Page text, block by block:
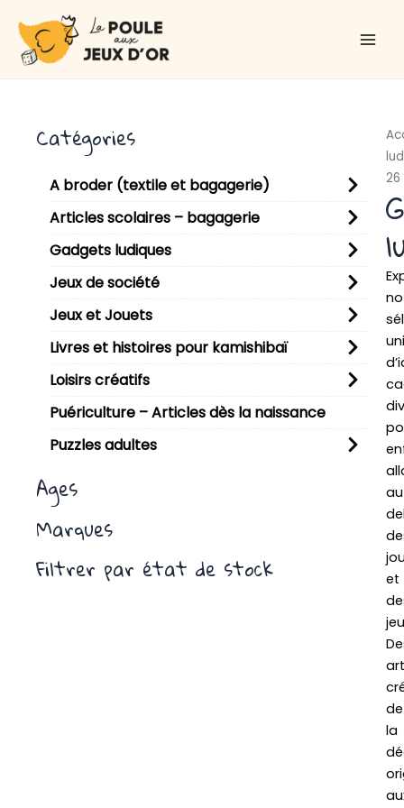
contenu
Catégories
A broder (textile et bagagerie)
Articles scolaires – bagagerie
Gadgets ludiques
Jeux de société
Jeux et Jouets
Livres et histoires pour kamishibaï
Loisirs créatifs
Puériculture – Articles dès la naissance
Puzzles adultes
Ages
Marques
Filtrer par état de stock
26
et
de
la